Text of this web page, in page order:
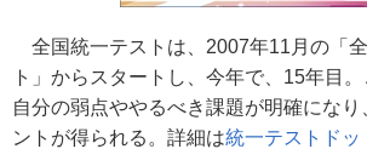
全国統一テストは、 2007年11 月の「
ト」からスタートし、今年で、 15年目。
自分の弱点ややるべき課題が明確になり
ントが得られる。詳細は統一テストドッ